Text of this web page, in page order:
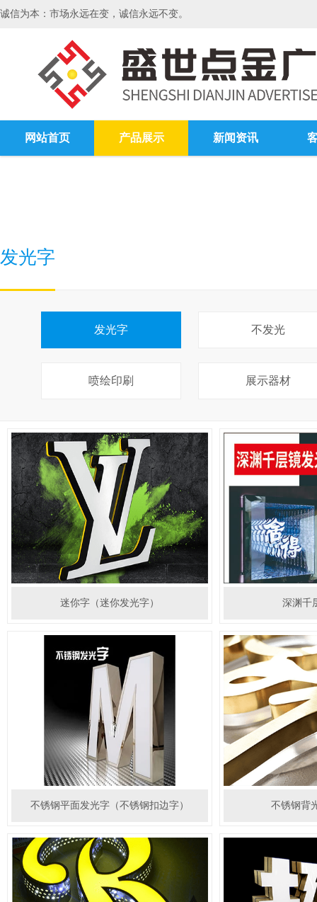
诚信为本：市场永远在变，诚信永远不变。
网站首页 产品展示 新闻资讯
发光字
发光字 不发光
喷绘印刷 展示器材
迷你字（迷你发光字） 深渊千
不锈钢平面发光字（不锈钢扣边字） 不锈钢背